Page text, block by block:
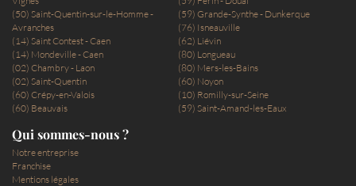
(50) Saint-Quentin-sur-le-Homme -
Avranches
(14) Saint Contest - Caen
(14) Mondeville - Caen
(02) Chambry - Laon
(02) Saint-Quentin
(60) Crépy-en-Valois
(60) Beauvais
(59) Grande-Synthe - Dunkerque
(76) Isneauville
(62) Liévin
(80) Longueau
(80) Mers-les-Bains
(60) Noyon
(10) Romilly-sur-Seine
(59) Saint-Amand-les-Eaux
Qui sommes-nous ?
Notre entreprise
Franchise
Mentions légales